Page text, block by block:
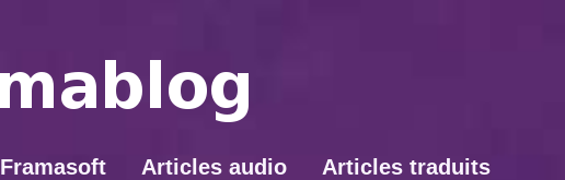
Framasoft Articles audio Articles traduits